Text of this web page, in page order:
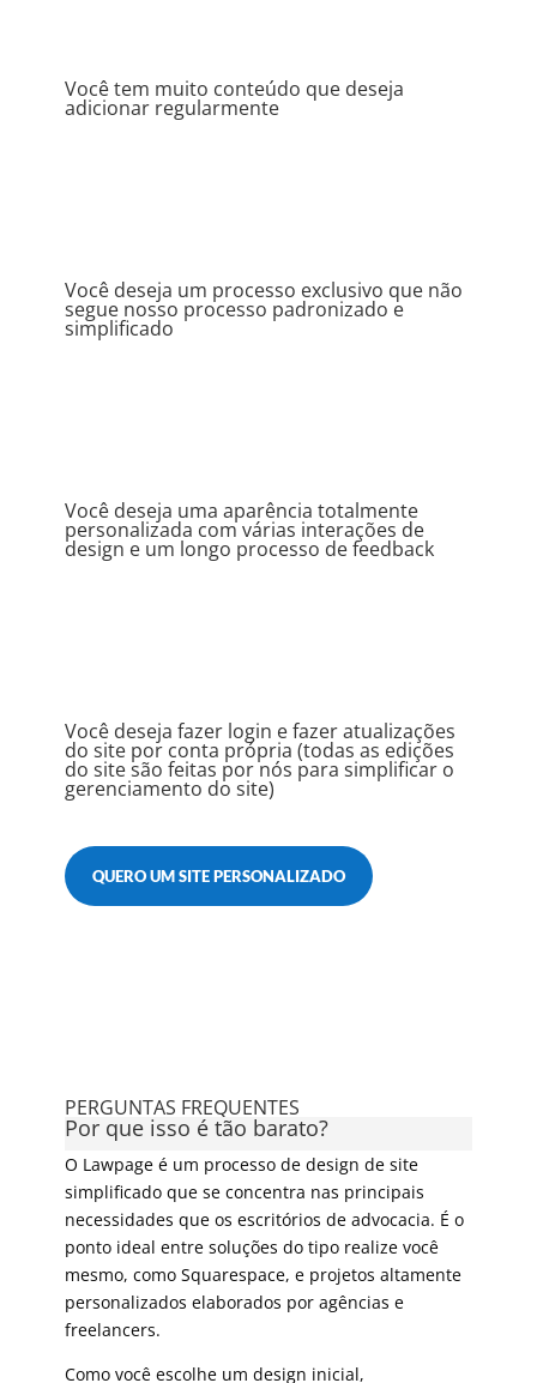
Você tem muito conteúdo que deseja
adicionar regularmente
Você deseja um processo exclusivo que não
segue nosso processo padronizado e
simplificado
Você deseja uma aparência totalmente
personalizada com várias interações de
design e um longo processo de feedback
Você deseja fazer login e fazer atualizações
do site por conta própria (todas as edições
do site são feitas por nós para simplificar o
gerenciamento do site)
QUERO UM SITE PERSONALIZADO
PERGUNTAS FREQUENTES
Por que isso é tão barato?
O Lawpage é um processo de design de site
simplificado que se concentra nas principais
necessidades que os escritórios de advocacia. É o
ponto ideal entre soluções do tipo realize você
mesmo, como Squarespace, e projetos altamente
personalizados elaborados por agências e
freelancers.
Como você escolhe um design inicial,